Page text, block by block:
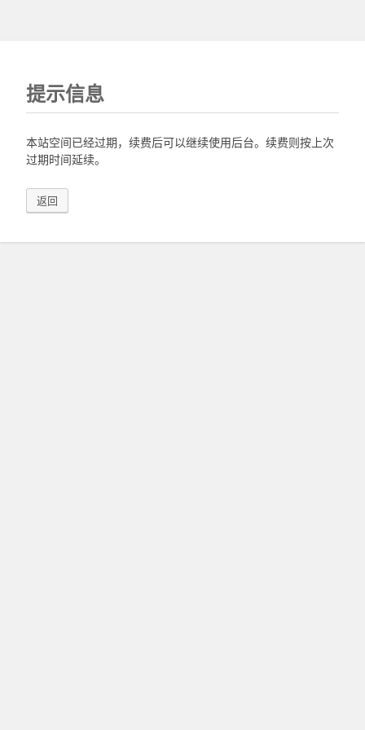
提示信息
本站空间已经过期，续费后可以继续使用后台。续费则按上次
过期时间延续。
返回